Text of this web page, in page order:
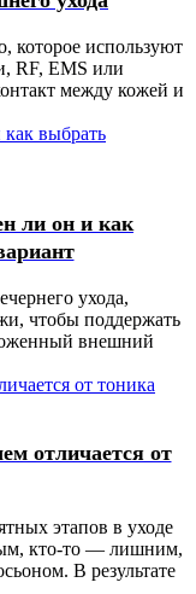
которое используют
RF, EMS или
между кожей и
ли он и как
ухода,
чтобы поддержать
внешний
отличается от
этапов в уходе
кто-то — лишним,
В результате